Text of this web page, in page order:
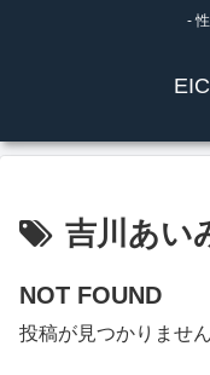
-
吉川あい
NOT FOUND
投稿が見つかりません